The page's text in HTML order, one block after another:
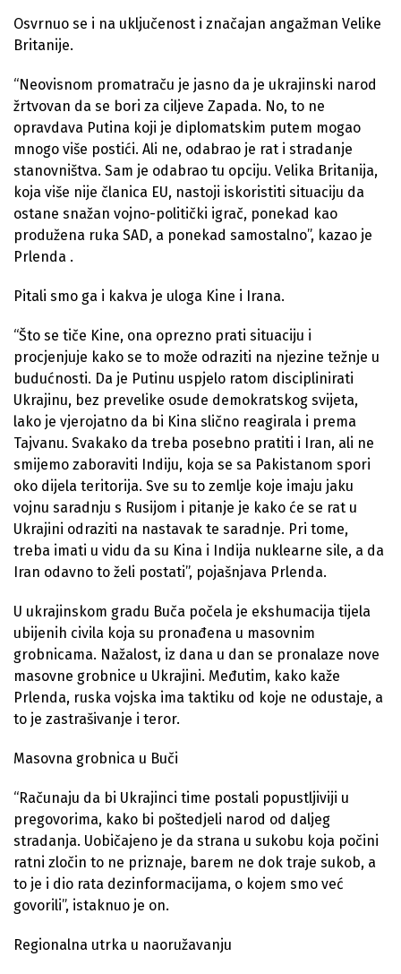
Osvrnuo se i na uključenost i značajan angažman Velike
Britanije.
“Neovisnom promatraču je jasno da je ukrajinski narod
žrtvovan da se bori za ciljeve Zapada. No, to ne
opravdava Putina koji je diplomatskim putem mogao
mnogo više postići. Ali ne, odabrao je rat i stradanje
stanovništva. Sam je odabrao tu opciju. Velika Britanija,
koja više nije članica EU, nastoji iskoristiti situaciju da
ostane snažan vojno-politički igrač, ponekad kao
produžena ruka SAD, a ponekad samostalno”, kazao je
Prlenda .
Pitali smo ga i kakva je uloga Kine i Irana.
“Što se tiče Kine, ona oprezno prati situaciju i
procjenjuje kako se to može odraziti na njezine težnje u
budućnosti. Da je Putinu uspjelo ratom disciplinirati
Ukrajinu, bez prevelike osude demokratskog svijeta,
lako je vjerojatno da bi Kina slično reagirala i prema
Tajvanu. Svakako da treba posebno pratiti i Iran, ali ne
smijemo zaboraviti Indiju, koja se sa Pakistanom spori
oko dijela teritorija. Sve su to zemlje koje imaju jaku
vojnu saradnju s Rusijom i pitanje je kako će se rat u
Ukrajini odraziti na nastavak te saradnje. Pri tome,
treba imati u vidu da su Kina i Indija nuklearne sile, a da
Iran odavno to želi postati”, pojašnjava Prlenda.
U ukrajinskom gradu Buča počela je ekshumacija tijela
ubijenih civila koja su pronađena u masovnim
grobnicama. Nažalost, iz dana u dan se pronalaze nove
masovne grobnice u Ukrajini. Međutim, kako kaže
Prlenda, ruska vojska ima taktiku od koje ne odustaje, a
to je zastrašivanje i teror.
Masovna grobnica u Buči
“Računaju da bi Ukrajinci time postali popustljiviji u
pregovorima, kako bi poštedjeli narod od daljeg
stradanja. Uobičajeno je da strana u sukobu koja počini
ratni zločin to ne priznaje, barem ne dok traje sukob, a
to je i dio rata dezinformacijama, o kojem smo već
govorili”, istaknuo je on.
Regionalna utrka u naoružavanju